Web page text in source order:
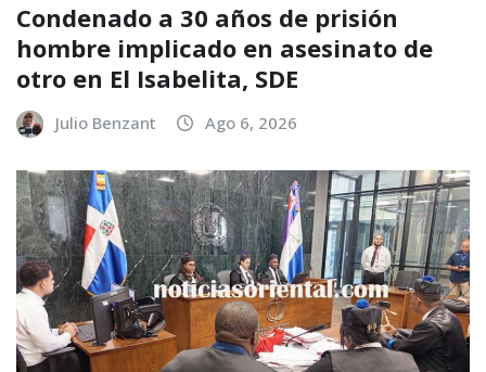
Condenado a 30 años de prisión
hombre implicado en asesinato de
otro en El Isabelita, SDE
Julio Benzant Ago 6, 2026